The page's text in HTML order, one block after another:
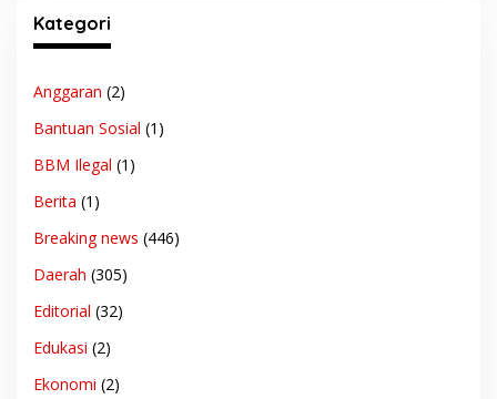
Kategori
Anggaran (2)
Bantuan Sosial (1)
BBM Ilegal (1)
Berita (1)
Breaking news (446)
Daerah (305)
Editorial (32)
Edukasi (2)
Ekonomi (2)